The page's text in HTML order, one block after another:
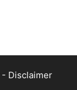
- Disclaimer